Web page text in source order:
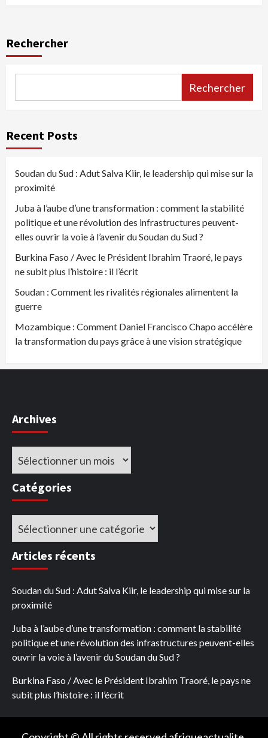
Rechercher
Rechercher
Recent Posts
Soudan du Sud : Adut Salva Kiir, le leadership qui mise sur la
proximité
Juba à l’aube d’une transformation : comment la stabilité
politique et une révolution des infrastructures peuvent-
elles ouvrir la voie à l’avenir du Soudan du Sud ?
Burkina Faso / Avec le Président Ibrahim Traoré, le pays
ne subit plus l’histoire : il l’écrit
Soudan : Comment les rivalités régionales alimentent la
guerre
Mozambique : Comment Daniel Francisco Chapo accélère
la transformation du pays grâce à une vision stratégique
Archives
Archives
Catégories
Catégories
Articles récents
Soudan du Sud : Adut Salva Kiir, le leadership qui mise sur la
proximité
Juba à l’aube d’une transformation : comment la stabilité
politique et une révolution des infrastructures peuvent-elles
ouvrir la voie à l’avenir du Soudan du Sud ?
Burkina Faso / Avec le Président Ibrahim Traoré, le pays ne
subit plus l’histoire : il l’écrit